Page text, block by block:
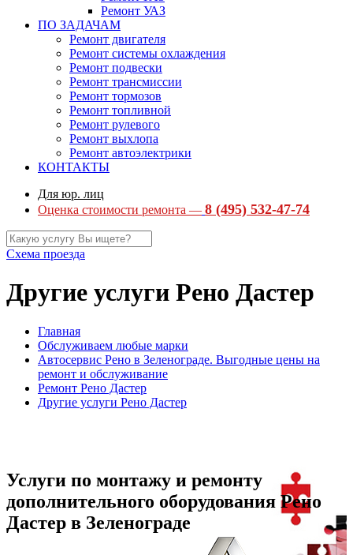
Ремонт УАЗ
ПО ЗАДАЧАМ
Ремонт двигателя
Ремонт системы охлаждения
Ремонт подвески
Ремонт трансмиссии
Ремонт тормозов
Ремонт топливной
Ремонт рулевого
Ремонт выхлопа
Ремонт автоэлектрики
КОНТАКТЫ
Для юр. лиц
Оценка стоимости ремонта — 8 (495) 532-47-74
Схема проезда
Другие услуги Рено Дастер
Главная
Обслуживаем любые марки
Автосервис Рено в Зеленограде. Выгодные цены на
ремонт и обслуживание
Ремонт Рено Дастер
Другие услуги Рено Дастер
Услуги по монтажу и ремонту
дополнительного оборудования Рено
Дастер в Зеленограде